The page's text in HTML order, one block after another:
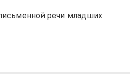
речи младших